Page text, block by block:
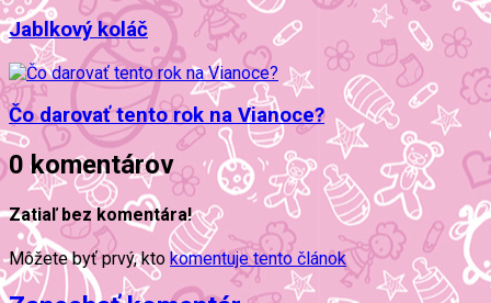
Jablkový koláč
Čo darovať tento rok na Vianoce?
0 komentárov
Zatiaľ bez komentára!
Môžete byť prvý, kto komentuje tento článok